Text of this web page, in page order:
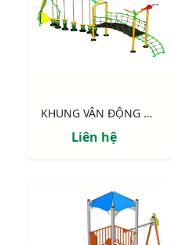
KHUNG VẬN ĐỘNG NIK731146-DV: CHUYỀN DÂY - CẦU VÁN
Liên hệ